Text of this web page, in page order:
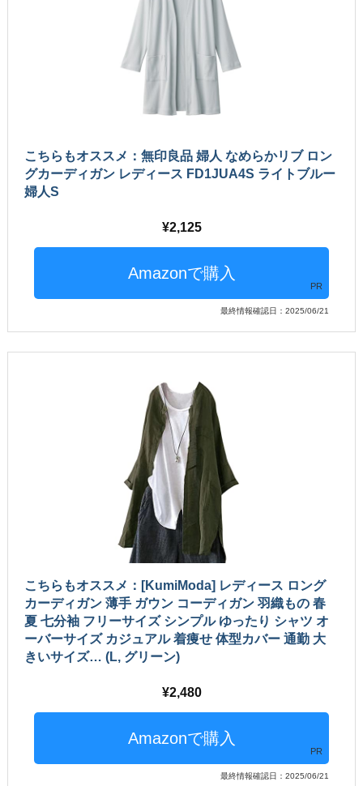
こちらもオススメ：無印良品 婦人 なめらかリブ ロン
グカーディガン レディース FD1JUA4S ライトブルー
婦人S
2,125
PR
最終情報確認日：2025/06/21
こちらもオススメ：[KumiModa] レディース ロング
カーディガン 薄手 ガウン コーディガン 羽織もの 春
夏 七分袖 フリーサイズ シンプル ゆったり シャツ オ
ーバーサイズ カジュアル 着痩せ 体型カバー 通勤 大
きいサイズ… (L, グリーン)
2,480
PR
最終情報確認日：2025/06/21